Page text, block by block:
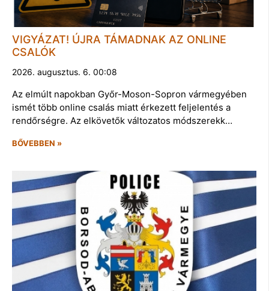
VIGYÁZAT! ÚJRA TÁMADNAK AZ ONLINE
CSALÓK
2026. augusztus. 6. 00:08
Az elmúlt napokban Győr-Moson-Sopron vármegyében
ismét több online csalás miatt érkezett feljelentés a
rendőrségre. Az elkövetők változatos módszerekk…
BŐVEBBEN »